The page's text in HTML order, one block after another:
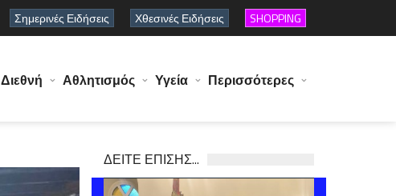
Σημερινές Ειδήσεις Χθεσινές Ειδήσεις SHOPPING
Διεθνή Αθλητισμός Υγεία Περισσότερες
ΔΕΙΤΕ ΕΠΙΣΗΣ...